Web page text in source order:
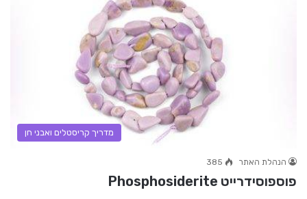
מדריך קריסטלים ואבני חן
הנהלת האתר 385
פוספוסידרייט Phosphosiderite